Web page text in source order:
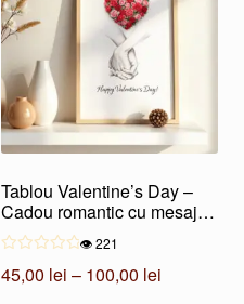
multe
variații.
Opțiunile
pot
fi
în
pagina
produsului.
Tablou Valentine’s Day –
Cadou romantic cu mesaj
simbolic
👁️ 221
45,00 lei – 100,00 lei